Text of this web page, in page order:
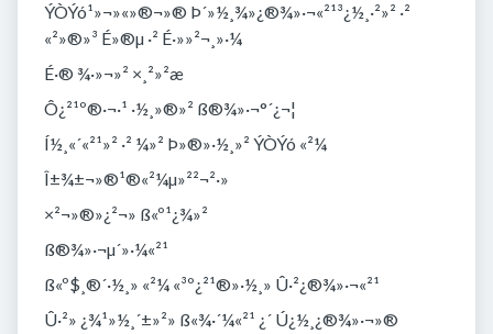
ÝÒÝó¹»­¬»«»®¬»® Þ´»½¸¾»¿®¾»·¬«²¹­³¿­½¸·²»² ·²
«²­»®»³ É»®µ ·² É·»­»²¬¸»·¼
É·® ¾·»¬»² ×¸²»²æ
Ô¿²¹º®·­¬·¹ ­·½¸»®»² ß®¾»·¬­°´¿¬¦
Í½¸«´«²¹»² ·² ¼»² Þ»®»·½¸»² ÝÒÝó «²¼
Î±¾±¬»®¹®«²¼µ»²²¬²·­­»
×²¬»®»­­¿²¬» ß«º¹¿¾»²
ß®¾»·¬­µ´»·¼«²¹
ß«­º$¸®´·½¸» «²¼ «³º¿²¹®»·½¸» Û·²¿®¾»·¬«²¹
Û·²» ¿¾¹»­½¸´±­­»²» ß«­¾·´¼«²¹ ¿´­ Ú¿½¸¿®¾»·¬»®